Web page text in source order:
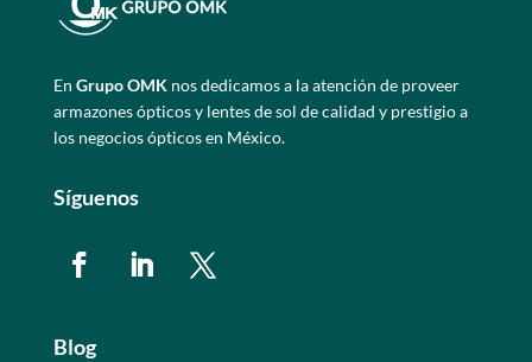
En Grupo OMKnos dedicamos a la atención de proveer
armazones ópticos y lentes de sol de calidad y prestigio a
los negocios ópticos en México.
Síguenos
Blog